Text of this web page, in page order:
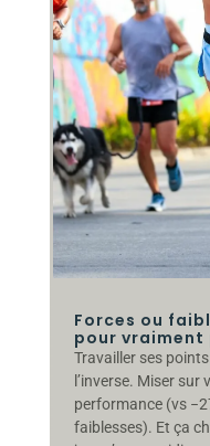
Forces ou
pour vraiment
Travailler ses
l’inverse. Miser sur
performance (vs
faiblesses). Et ça